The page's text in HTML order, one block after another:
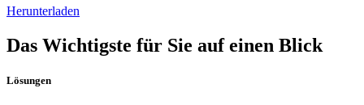
Herunterladen
Das Wichtigste für Sie auf einen Blick
Lösungen